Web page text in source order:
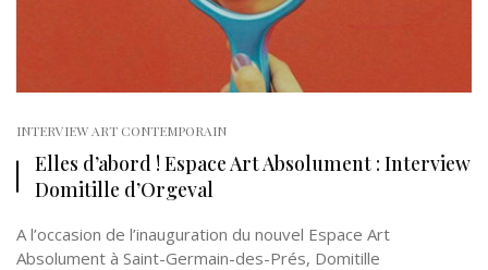
INTERVIEW ART CONTEMPORAIN
Elles d’abord ! Espace Art Absolument : Interview
Domitille d’Orgeval
A l’occasion de l’inauguration du nouvel Espace Art
Absolument à Saint-Germain-des-Prés, Domitille